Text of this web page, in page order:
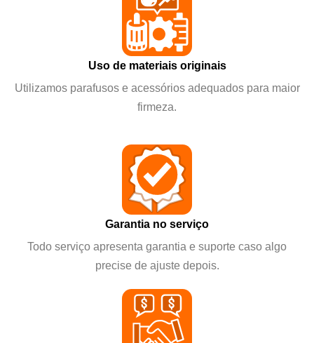
Uso de materiais originais
Utilizamos parafusos e acessórios adequados para maior
firmeza.
Garantia no serviço
Todo serviço apresenta garantia e suporte caso algo
precise de ajuste depois.